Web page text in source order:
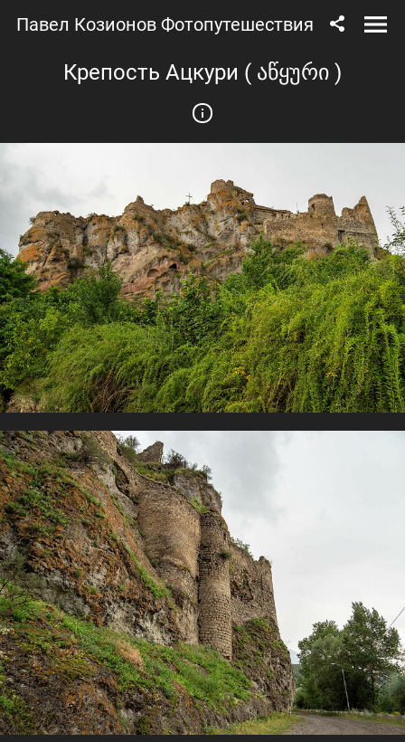
Павел Козионов Фотопутешествия
Крепость Ацкури ( აწყური )